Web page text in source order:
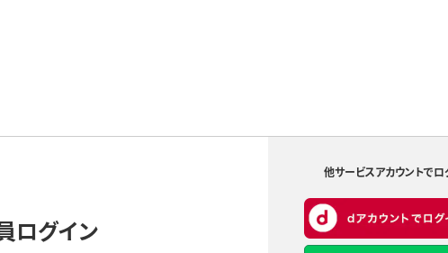
ログイン
他サービスアカウントでロ